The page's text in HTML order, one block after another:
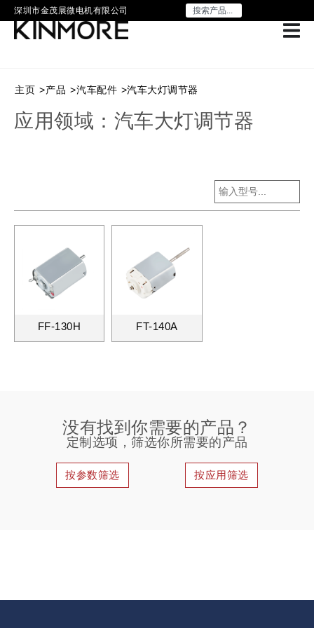
深圳市金茂展微电机有限公司
主页 >产品 >汽车配件 >汽车大灯调节器
应用领域：汽车大灯调节器
FF-130H FT-140A
没有找到你需要的产品？
定制选项，筛选你所需要的产品
按参数筛选 按应用筛选